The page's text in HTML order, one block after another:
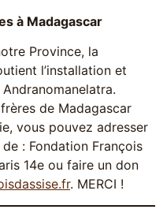
à Madagascar
Province, la
l’installation et
Andranomanelatra.
de Madagascar
vous pouvez adresser
: Fondation François
14e ou faire un don
. MERCI !